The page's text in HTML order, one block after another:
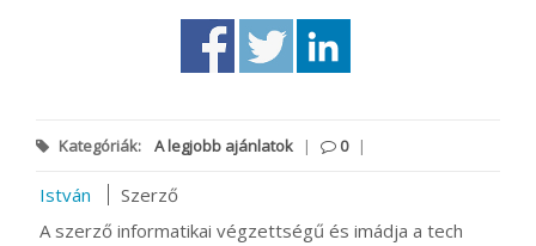
Kategóriák: A legjobb ajánlatok | 0 |
István
Szerző
A szerző informatikai végzettségű és imádja a tech